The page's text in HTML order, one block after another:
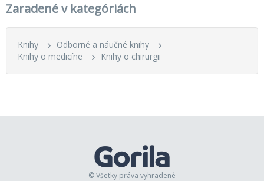
Zaradené v kategóriách
Knihy
Odborné a náučné knihy
Knihy o medicíne
Knihy o chirurgii
© Všetky práva vyhradené